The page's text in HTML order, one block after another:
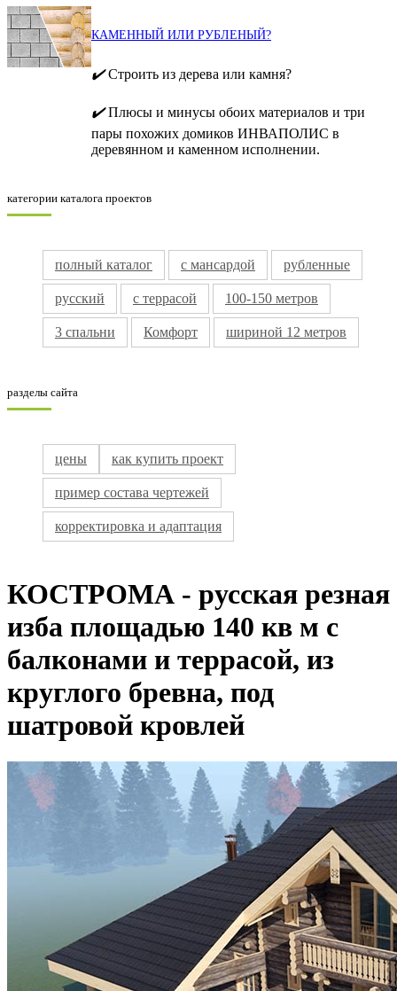
КАМЕННЫЙ ИЛИ РУБЛЕНЫЙ?
✔️Строить из дерева или камня?
✔️Плюсы и минусы обоих материалов и три
пары похожих домиков ИНВАПОЛИС в
деревянном и каменном исполнении.
категории каталога проектов
полный каталог с мансардой рубленные
русский с террасой 100-150 метров
3 спальни Комфорт шириной 12 метров
разделы сайта
цены как купить проект
пример состава чертежей
корректировка и адаптация
КОСТРОМА - русская резная
изба площадью 140 кв м с
балконами и террасой, из
круглого бревна, под
шатровой кровлей